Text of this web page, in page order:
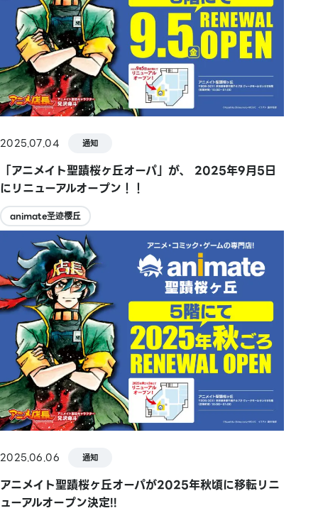
2025.07.04 通知
「アニメイト聖蹟桜ヶ丘オーパ」が、 2025年9月5日
にリニューアルオープン！！
animate圣迹樱丘
2025.06.06 通知
アニメイト聖蹟桜ヶ丘オーパが2025年秋頃に移転リニ
ューアルオープン決定!!